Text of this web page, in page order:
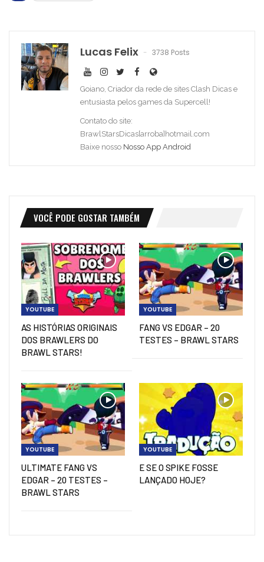
Lucas Felix 3738 Posts
Goiano, Criador da rede de sites Clash Dicas e
entusiasta pelos games da Supercell!
Contato do site:
BrawlStarsDicas[arroba]hotmail.com
Baixe nosso Nosso App Android
VOCÊ PODE GOSTAR TAMBÉM
YOUTUBE
AS HISTÓRIAS ORIGINAIS
DOS BRAWLERS DO
BRAWL STARS!
YOUTUBE
FANG VS EDGAR – 20
TESTES – BRAWL STARS
YOUTUBE
ULTIMATE FANG VS
EDGAR – 20 TESTES –
BRAWL STARS
YOUTUBE
E SE O SPIKE FOSSE
LANÇADO HOJE?